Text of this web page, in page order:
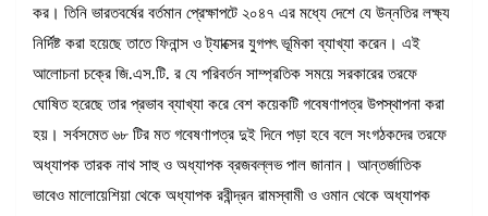
কর। তিনি ভারতবর্ষের বর্তমান প্রেক্ষাপটে ২০৪৭ এর মধ্যে দেশে যে উন্নতির লক্ষ্য
নির্দিষ্ট করা হয়েছে তাতে ফিনান্স ও ট্যাক্সের যুগপৎ ভূমিকা ব্যাখ্যা করেন। এই
আলোচনা চক্রে জি.এস.টি. র যে পরিবর্তন সাম্প্রতিক সময়ে সরকারের তরফে
ঘোষিত হরেছে তার প্রভাব ব্যাখ্যা করে বেশ কয়েকটি গবেষণাপত্র উপস্থাপনা করা
হয়। সর্বসমেত ৬৮ টির মত গবেষণাপত্র দুই দিনে পড়া হবে বলে সংগঠকদের তরফে
অধ্যাপক তারক নাথ সাহু ও অধ্যাপক ব্রজবল্লভ পাল জানান। আন্তর্জাতিক
ভাবেও মালোয়েশিয়া থেকে অধ্যাপক রবীন্দ্রন রামস্বামী ও ওমান থেকে অধ্যাপক